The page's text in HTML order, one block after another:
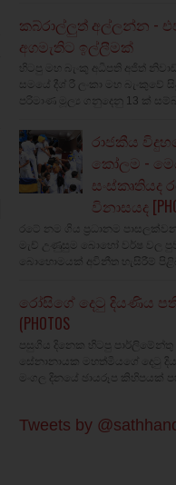
කබ්රාල්ලුත් අල්ලන්න -
අගමැතිට ඉල්ලීමක්
හිටපු මහ බැංකු අධිපති අජිත්
සමයේ දීශ්‍ රී ලංකා මහ බැංකුවේ
පරිමාණ මූල්‍ය ගනුදෙනු 13 ක්
රාජකීය
කෝලම -
සංස්කෘතියද
විනාසයද
රටේ නම ගිය ප්‍රධානම
මැච් උණුසුම බොහෝ වර්ෂ වල
බොහොමයක් අවිනීත හැසිරීම්
රෝසිගේ දෙටු දියණිය
(PHOTOS
පසුගිය දිනෙක හිටපු
සේනානායක මහත්මියගේ දෙටු
මංගල දිනයේ ඡායරූප කිහිපයක්
Tweets by